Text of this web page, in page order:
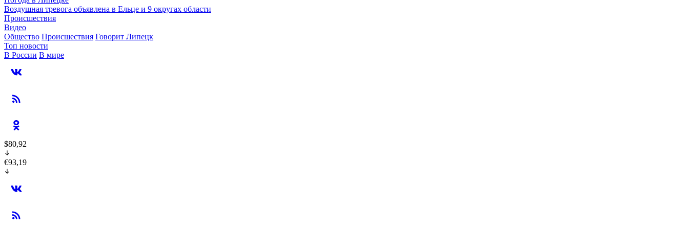
Воздушная тревога объявлена в Ельце и 9 округах области
Происшествия
Видео
Общество Происшествия Говорит Липецк
Топ новости
В России В мире
$80,92
€93,19